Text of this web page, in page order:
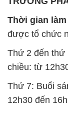
Thời gian
được tổ chức
Thứ 2 đến thứ
chiều: từ
Thứ 7: Buổi
12h30 đến 16h